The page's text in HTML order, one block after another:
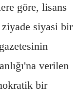
göre, lisans
siyasi bir
gazetesinin
verilen
bir